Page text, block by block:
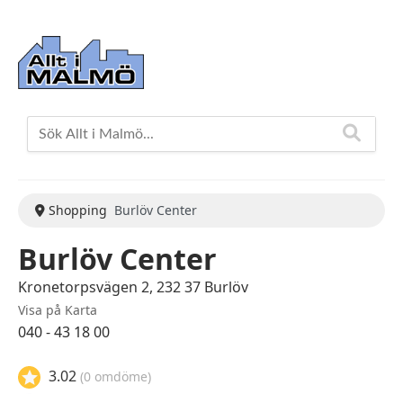
Shopping Burlöv Center
Burlöv Center
Kronetorpsvägen 2, 232 37 Burlöv
Visa på Karta
040 - 43 18 00
3.02 (0 omdöme)